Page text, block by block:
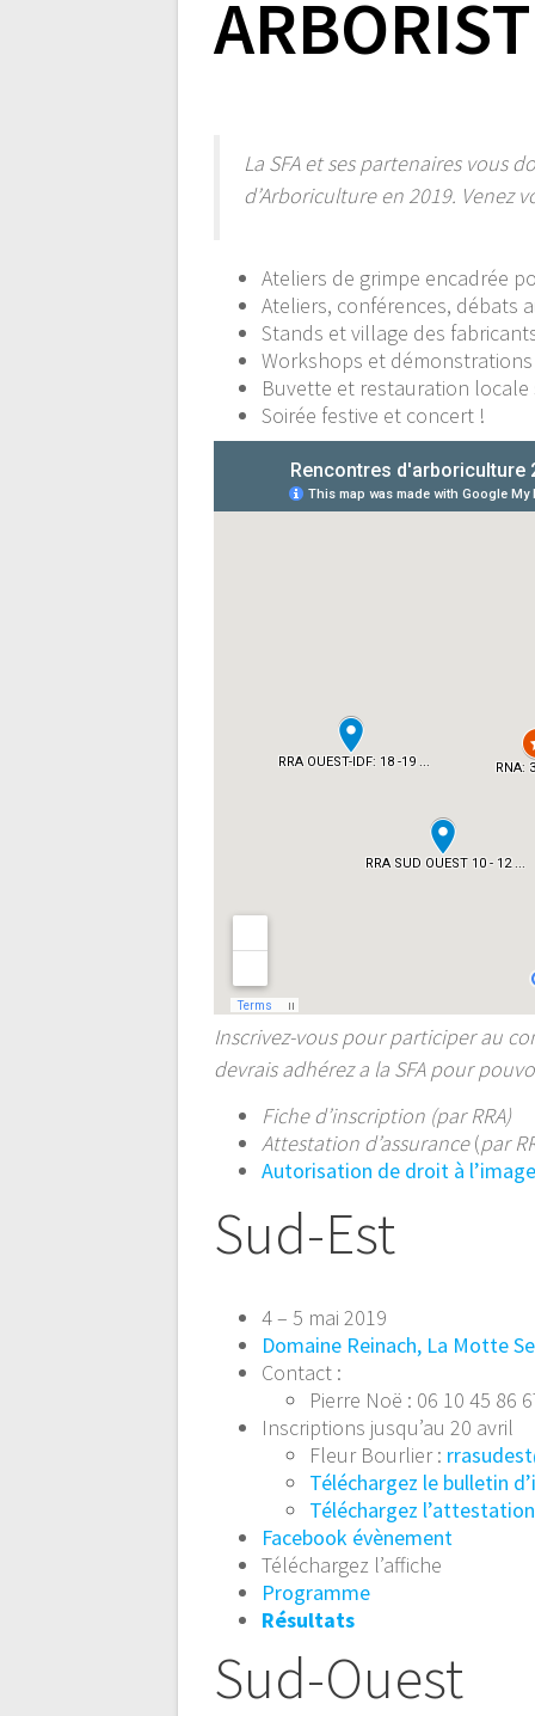
La SFA et ses partenaires vous
d’Arboriculture en 2019. Venez
Ateliers de grimpe encadrée
Ateliers, conférences, débats
Stands et village des
Workshops et
Buvette et restauration locale
Soirée festive et concert !
Inscrivez-vous pour participer au
devrais adhérez a la SFA pour
Fiche d’inscription (par RRA)
Attestation d’assurance(par
Autorisation de droit à l’image
Sud-Est
4 – 5 mai 2019
Domaine Reinach, La Motte
Contact :
Pierre Noë : 06 10 45 86
Inscriptions jusqu’au 20 avril
Fleur Bourlier :
Téléchargez le bulletin
Téléchargez
Facebook évènement
Téléchargez l’affiche
Programme
Résultats
Sud-Ouest